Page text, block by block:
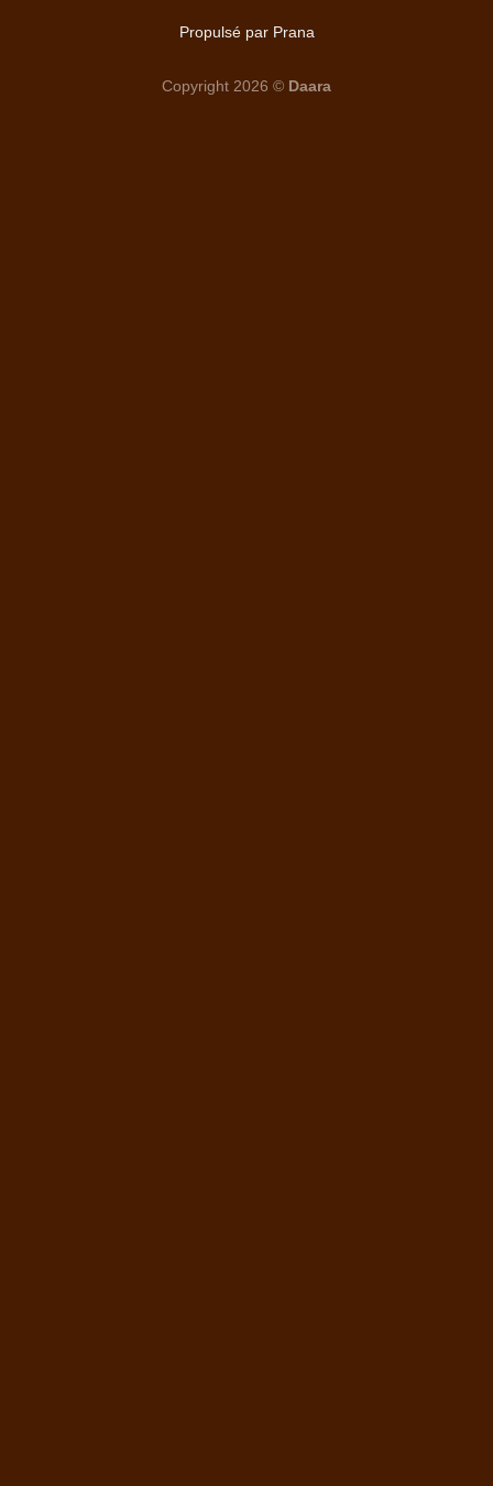
Propulsé par Prana
Copyright 2026 © Daara